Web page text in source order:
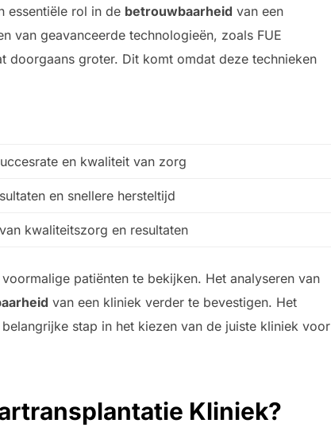
essentiële rol in de betrouwbaarheid van een
van geavanceerde technologieën, zoals FUE
doorgaans groter. Dit komt omdat deze technieken
en kwaliteit van zorg
en snellere hersteltijd
kwaliteitszorg en resultaten
patiënten te bekijken. Het analyseren van
van een kliniek verder te bevestigen. Het
stap in het kiezen van de juiste kliniek voor
Kliniek?